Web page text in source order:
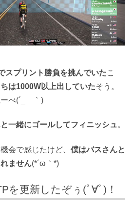
スプリント勝負を挑んでいたこ
は1000W以上出していたそう。
べ(´_ゝ｀)
一緒にゴールしてフィニッシュ。
会で感じたけど、 僕はバスさんと
ません(*´ω｀*)
を更新したぞぅ(ﾟ∀ﾟ)！